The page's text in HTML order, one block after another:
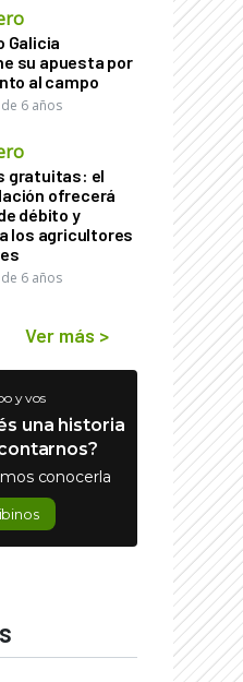
Galicia
su apuesta por
al campo
6 años
gratuitas: el
ofrecerá
débito y
los agricultores
6 años
Ver más >
y vos
una historia
conocerla